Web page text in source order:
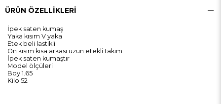
ÜRÜN ÖZELLIKLERI
İpek saten kumaş
Yaka kısım V yaka
Etek beli lastikli
Ön kısım kısa arkası uzun etekli takım
İpek saten kumaştır
Model ölçüleri
Boy 1.65
Kilo 52